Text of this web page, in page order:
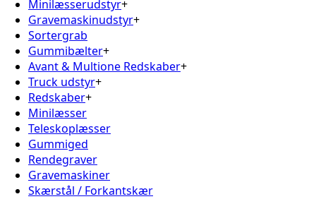
Minilæsserudstyr+
Gravemaskinudstyr+
Sortergrab
Gummibælter+
Avant & Multione Redskaber+
Truck udstyr+
Redskaber+
Minilæsser
Teleskoplæsser
Gummiged
Rendegraver
Gravemaskiner
Skærstål / Forkantskær